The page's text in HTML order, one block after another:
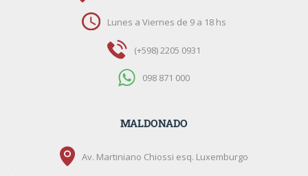
Lunes a Viernes de 9 a 18 hs
(+598) 2205 0931
098 871 000
MALDONADO
Av. Martiniano Chiossi esq. Luxemburgo